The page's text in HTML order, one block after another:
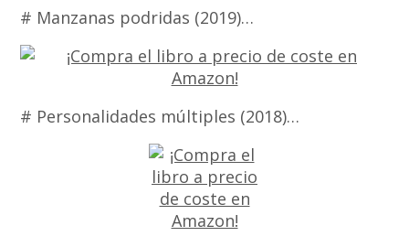
# Manzanas podridas (2019)…
# Personalidades múltiples (2018)…